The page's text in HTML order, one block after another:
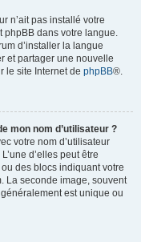
n’ait pas installé votre
dans votre langue.
d’installer la langue
et partager une nouvelle
le site Internet de phpBB®.
mon nom d’utilisateur ?
votre nom d’utilisateur
d’elles peut être
des blocs indiquant votre
La seconde image, souvent
est unique ou